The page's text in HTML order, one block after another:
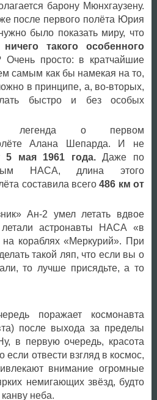
барону Мюнхгаузену.
после первого полёта Юрия
было показать миру, что
такого особенного
Очень просто: в кратчайшие
самым как бы намекая на то,
в принципе, а, во-вторых,
быстро и без особых
легенда о первом
Алана Шепарда. И не
5 мая 1961 года.Даже по
НАСА, длина этого
составила всего486 км от
Ан-2 умел летать вдвое
астронавты НАСА «в
кораблях «Меркурий». При
такой ляп, что если вы о
то лучше присядьте, а то
поражает космонавта
после выхода за пределы
в первую очередь, красота
отвести взгляд в космос,
внимание огромные
немигающих звёзд, будто
неба.